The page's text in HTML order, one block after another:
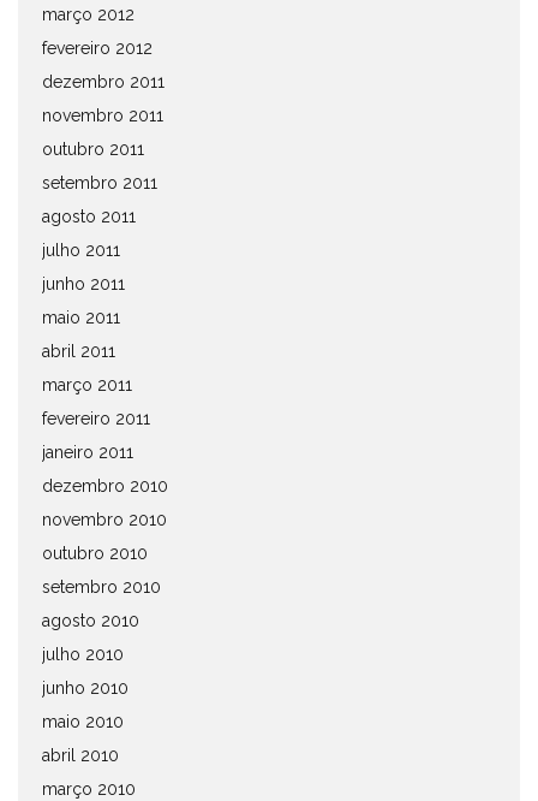
março 2012
fevereiro 2012
dezembro 2011
novembro 2011
outubro 2011
setembro 2011
agosto 2011
julho 2011
junho 2011
maio 2011
abril 2011
março 2011
fevereiro 2011
janeiro 2011
dezembro 2010
novembro 2010
outubro 2010
setembro 2010
agosto 2010
julho 2010
junho 2010
maio 2010
abril 2010
março 2010